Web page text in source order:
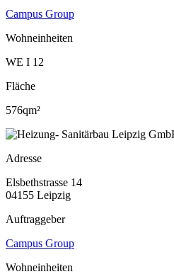
Campus Group
Wohneinheiten
WE I 12
Fläche
576qm²
Adresse
Elsbethstrasse 14
04155 Leipzig
Auftraggeber
Campus Group
Wohneinheiten